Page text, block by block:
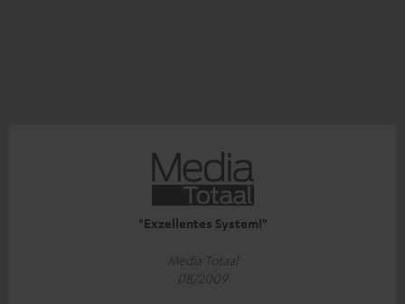
"Exzellentes System!"
Media Totaal
08/2009